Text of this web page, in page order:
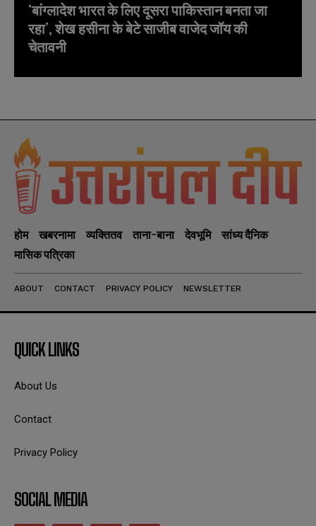
‘बांग्लादेश भारत के लिए दूसरा पाकिस्तान बनता जा
रहा’, शेख हसीना के बेटे साजीब वाजेद जॉय की
चेतावनी
होम खबरनामा व्यक्तितव ताना-बाना देवभूमि
सांध्य दैनिक
मासिक पत्रिका
ABOUT CONTACT PRIVACY POLICY NEWSLETTER
QUICK LINKS
About Us
Contact
Privacy Policy
SOCIAL MEDIA